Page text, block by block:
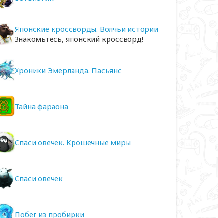
Японские кроссворды. Волчьи истории
Знакомьтесь, японский кроссворд!
Хроники Эмерланда. Пасьянс
Тайна фараона
Спаси овечек. Крошечные миры
Спаси овечек
Побег из пробирки